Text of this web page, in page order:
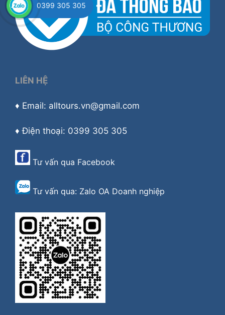
LIÊN HỆ
♦ Email: alltours.vn@gmail.com
♦ Điện thoại: 0399 305 305
Tư vấn qua Facebook
Tư vấn qua: Zalo OA Doanh nghiệp
0399 305 305